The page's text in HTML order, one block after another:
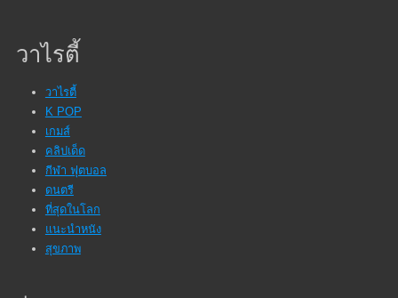
วาไรตี้
วาไรตี้
K POP
เกมส์
คลิปเด็ด
กีฬา ฟุตบอล
ดนตรี
ที่สุดในโลก
แนะนำหนัง
สุขภาพ